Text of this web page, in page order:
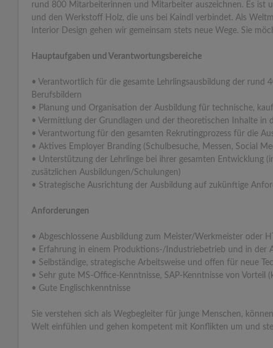
rund 800 Mitarbeiterinnen und Mitarbeiter auszeichnen. Es ist
und den Werkstoff Holz, die uns bei Kaindl verbindet. Als
Interior Design gehen wir gemeinsam stets neue Wege. Sie
Hauptaufgaben und Verantwortungsbereiche
• Verantwortlich für die gesamte Lehrlingsausbildung der rund
Berufsbildern
• Planung und Organisation der Ausbildung für technische,
• Vermittlung der Grundlagen und der theoretischen Inhalte in
• Verantwortung für den gesamten Rekrutingprozess für die
• Aktives Employer Branding (Schulbesuche, Messen, Social
• Unterstützung der Lehrlinge bei ihrer gesamten Entwicklung
zusätzlichen Ausbildungen/Schulungen)
• Strategische Ausrichtung der Ausbildung auf zukünftige
Anforderungen
• Abgeschlossene Ausbildung zum Meister/Werkmeister oder
• Erfahrung in einem Produktions-/Industriebetrieb und in der
• Selbständige, strategische Arbeitsweise und offen für neue
• Sehr gute MS-Office-Kenntnisse, SAP-Kenntnisse von Vorteil
• Gute Englischkenntnisse
Sie verstehen sich als Wegbegleiter für junge Menschen,
Welt einfühlen und gehen kompetent mit Konflikten um und